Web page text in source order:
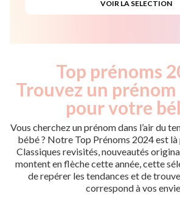
Top prénoms
Trouvez un
pour votre
Vous cherchez un prénom dans l’air du
bébé ? Notre Top Prénoms 2024 est là
Classiques revisités, nouveautés
montent en flèche cette année, cette
de repérer les tendances et de
correspond à vos